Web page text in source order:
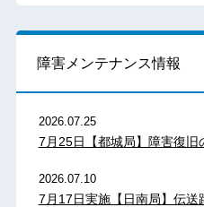
障害メンテナンス情報
2026.07.25
7月25日【都城局】障害復旧
2026.07.10
7月17日実施【日南局】伝